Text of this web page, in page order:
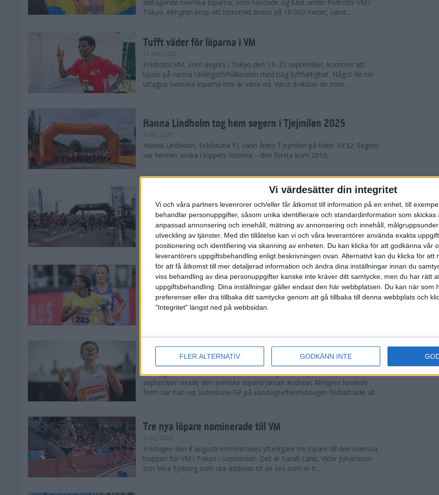
Vi värdesätter din integritet
Vi och våra partners levenrorer och/eller får åtkomst till information på en enhet, till
behandlar personuppgifter, såsom unika identifierare och standardinformation som skickas
anpassad annonsering och innehåll, mätning av annonsering och innehåll,
utveckling av tjänster. Med din tillåtelse kan vi och våra leverantörer använda exakta
positionering och identifiering via skanning av enheten. Du kan klicka för att godkänna vår
leverantörers uppgiftsbehandling enligt beskrivningen ovan. Alternativt kan du klicka för att
för att få åtkomst till mer detaljerad information och ändra dina inställningar innan du
viss behandling av dina personuppgifter kanske inte kräver ditt samtycke, men du har rätt
uppgiftsbehandling. Dina inställningar gäller endast den här webbplatsen. Du kan när som
preferenser eller dra tillbaka ditt samtycke genom att gå tillbaka till denna webbplats och
"Integritet" längst ned på webbsidan.
FLER ALTERNATIV GODKÄNN INTE
deltagande svenska löparna, som hävdade sig bäst under friidrotts-VM i
Tokyo. Almgren knep ett historiskt brons på 10 000 meter, samt...
Tufft väder för löparna i VM
11 sep 2025
Friidrotts-VM, som avgörs i Tokyo den 13–21 september, kommer att
bjuda på varma tävlingsförhållanden med hög luftfuktighet. Något de nio
uttagna svenska löparna inte är vana vid. Värst drabbas de som...
Hanna Lindholm tog hem segern i Tjejmilen 2025
6 sep 2025
Hanna Lindholm, Eskilstuna FI, vann årets Tjejmilen på tiden 34:32. Segern
var hennes andra i loppets historia – den första kom 2019.
Snabbaste segertiden på 12 år i rekordstort adidas
Stockholm Halvmaraton
30 aug 2025
Ett slutsålt och rekordstort adidas Stockholm Halvmaraton avgjordes i
nästintill perfekt löparväder. 18 grader, mulet och väldigt lite vind. Totalt
var 19,866 löpare anmälda, varav 15,807 kom till sta...
Löparna viktiga när Sverige vann Finnkampen
26 aug 2025
Den hundrade upplagan av Finnkampen, världens äldsta och största
landskamp i friidrott, avgjordes inför fullsatta läktare på Stockholms
Svenskt rekord när Almgren testade VM-formen
En dryg månad före friidrotts-VM, som avgörs i Tokyo den 13-21
september visade den svenske löparstjärnan Andreas Almgren lovande
form när han vid Sollentuna GP på söndagseftermiddagen förbättrade sit...
Tre nya löpare nominerade till VM
8 aug 2025
Fredagen den 8 augusti nominerades ytterligare tre löpare till den svenska
truppen för VM i Tokyo i september. Det är Sarah Lahti, Vidar Johansson
och Vera Sjöberg som ska adderas till de sex som är n...